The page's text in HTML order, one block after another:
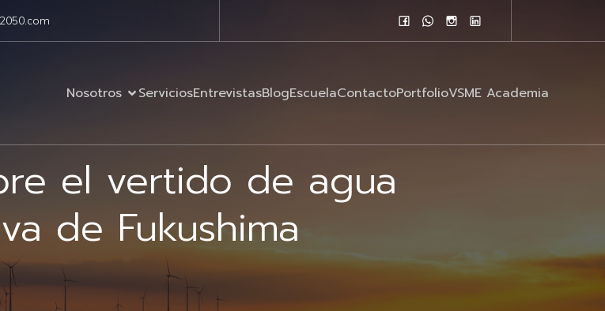
Nosotros ServiciosEntrevistasBlogEscuelaContactoPortfolioVSME Academia
el vertido de agua
de Fukushima